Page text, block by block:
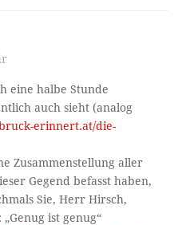
eine halbe Stunde
auch sieht (analog
erinnert.at/die-
Zusammenstellung aller
Gegend befasst haben,
Sie, Herr Hirsch,
ist genug“